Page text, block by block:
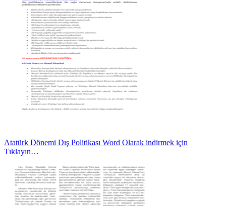
Atatürk Dönemi Dış Politikası Word Olarak indirmek için
Tıklayın…